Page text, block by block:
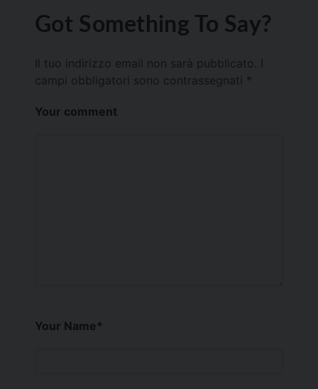
Got Something To Say?
Il tuo indirizzo email non sarà pubblicato.
campi obbligatori sono contrassegnati *
Your comment
Your Name*